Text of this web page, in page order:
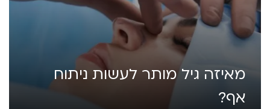
מאיזה גיל מותר לעשות ניתוח
אף?